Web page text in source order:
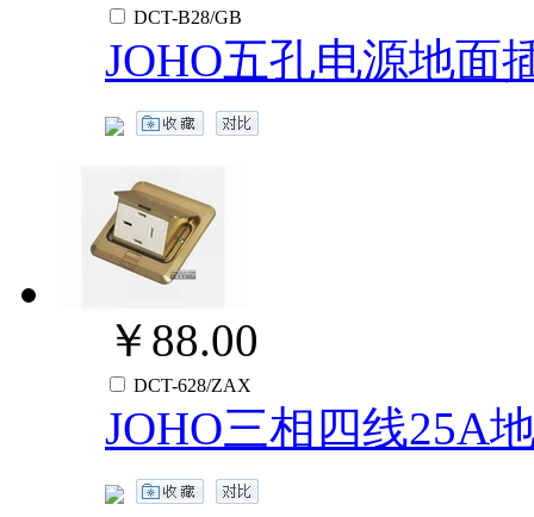
DCT-B28/GB
JOHO五孔电源地面
￥88.00
DCT-628/ZAX
JOHO三相四线25A